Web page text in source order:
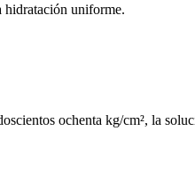
hidratación uniforme.
ochenta kg/cm², la